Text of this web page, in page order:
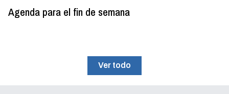
Agenda para el fin de semana
Ver todo